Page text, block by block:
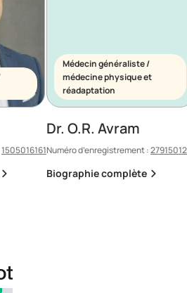
1505016161
Médecin généraliste /
médecine physique et
réadaptation
Dr. O.R. Avram
Numéro d’enregistrement :
Biographie complète